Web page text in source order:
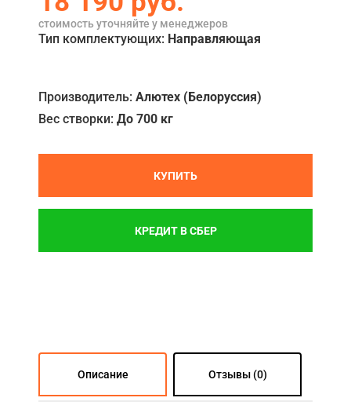
О компании
Контакты
стоимость уточняйте у менеджеров
Тип комплектующих: Направляющая
Производитель: Алютех (Белоруссия)
Вес створки: До 700 кг
КУПИТЬ
КРЕДИТ В СБЕР
Описание Отзывы (0)